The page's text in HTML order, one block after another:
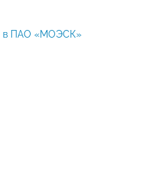
в ПАО «МОЭСК»